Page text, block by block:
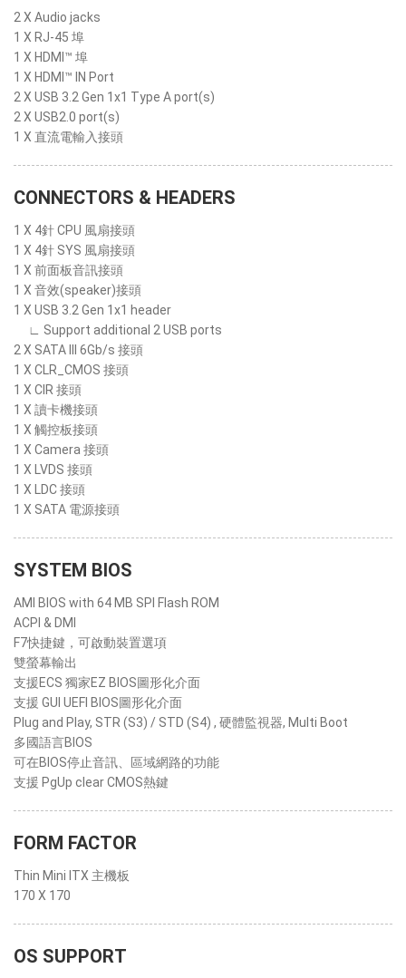
2 X Audio jacks
1 X RJ-45 埠
1 X HDMI™ 埠
1 X HDMI™ IN Port
2 X USB 3.2 Gen 1x1 Type A port(s)
2 X USB2.0 port(s)
1 X 直流電輸入接頭
CONNECTORS & HEADERS
1 X 4針 CPU 風扇接頭
1 X 4針 SYS 風扇接頭
1 X 前面板音訊接頭
1 X 音效(speaker)接頭
1 X USB 3.2 Gen 1x1 header
∟ Support additional 2 USB ports
2 X SATA III 6Gb/s 接頭
1 X CLR_CMOS 接頭
1 X CIR 接頭
1 X 讀卡機接頭
1 X 觸控板接頭
1 X Camera 接頭
1 X LVDS 接頭
1 X LDC 接頭
1 X SATA 電源接頭
SYSTEM BIOS
AMI BIOS with 64 MB SPI Flash ROM
ACPI & DMI
F7快捷鍵，可啟動裝置選項
雙螢幕輸出
支援ECS 獨家EZ BIOS圖形化介面
支援 GUI UEFI BIOS圖形化介面
Plug and Play, STR (S3) / STD (S4) , 硬體監視器, Multi Boot
多國語言BIOS
可在BIOS停止音訊、區域網路的功能
支援 PgUp clear CMOS熱鍵
FORM FACTOR
Thin Mini ITX 主機板
170 X 170
OS SUPPORT